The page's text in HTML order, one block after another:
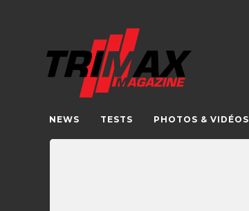
NEWS TESTS PHOTOS & VIDÉOS